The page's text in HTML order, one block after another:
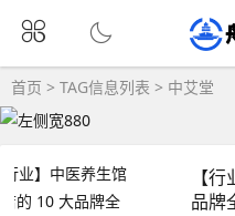
首页 > TAG信息列表 > 中艾堂
【
品牌